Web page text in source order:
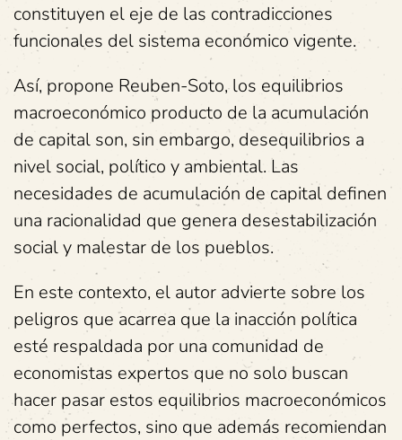
constituyen el eje de las contradicciones
funcionales del sistema económico vigente.
Así, propone Reuben-Soto, los equilibrios
macroeconómico producto de la acumulación
de capital son, sin embargo, desequilibrios a
nivel social, político y ambiental. Las
necesidades de acumulación de capital definen
una racionalidad que genera desestabilización
social y malestar de los pueblos.
En este contexto, el autor advierte sobre los
peligros que acarrea que la inacción política
esté respaldada por una comunidad de
economistas expertos que no solo buscan
hacer pasar estos equilibrios macroeconómicos
como perfectos, sino que además recomiendan